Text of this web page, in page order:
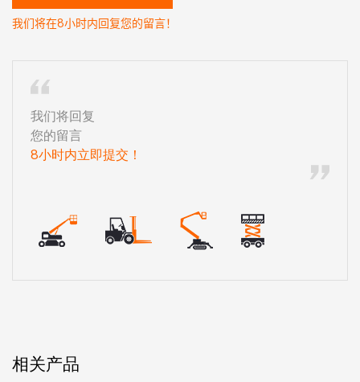
我们将在8小时内回复您的留言！
我们将回复
您的留言
8小时内立即提交！
相关产品